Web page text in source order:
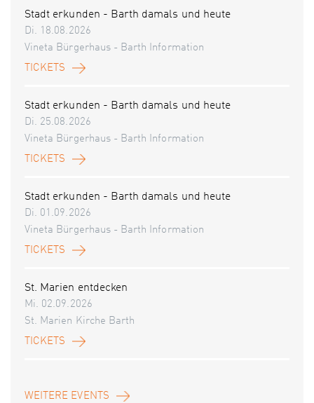
Stadt erkunden - Barth damals und heute
Di. 18.08.2026
Vineta Bürgerhaus - Barth Information
TICKETS
Stadt erkunden - Barth damals und heute
Di. 25.08.2026
Vineta Bürgerhaus - Barth Information
TICKETS
Stadt erkunden - Barth damals und heute
Di. 01.09.2026
Vineta Bürgerhaus - Barth Information
TICKETS
St. Marien entdecken
Mi. 02.09.2026
St. Marien Kirche Barth
TICKETS
WEITERE EVENTS